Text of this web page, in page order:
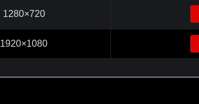
1280×720
1920×1080